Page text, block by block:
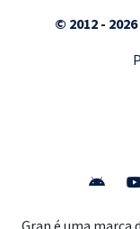
© 2012 -
Gran é uma marca